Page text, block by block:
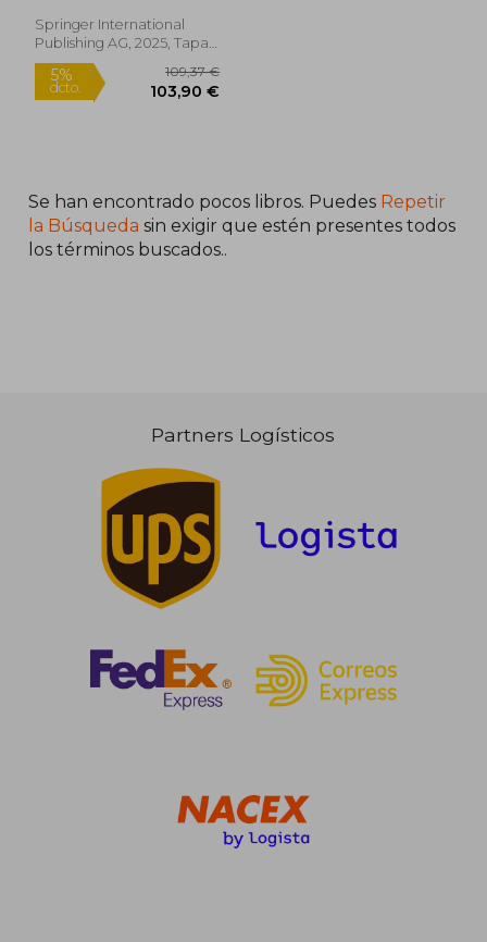
5%
dcto.
120,75 €
114,72 €
Springer International
Publishing AG, 2025, Tapa
Blanda, Nuevo
109,37 €
103,90 €
Se han encontrado pocos libros. Puedes Repetir
la Búsqueda sin exigir que estén presentes todos
los términos buscados..
Partners Logísticos